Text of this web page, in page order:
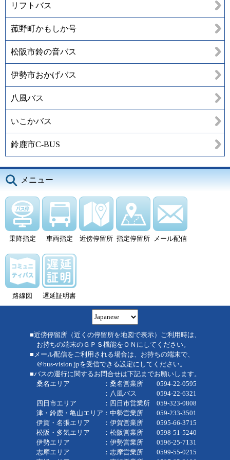
リフトバス
菰野町かもしか号
松阪市鈴の音バス
伊勢市おかげバス
八風バス
いこかバス
鈴鹿市C-BUS
メニュー
乗降指定 車両指定 近傍停留所 指定停留所 メール配信
路線図 遅延証明書
■近傍停留所（近くの停留所を地図で表示）ご利用時は、
お持ちの端末のＧＰＳ機能をＯＮにしてください。
■メール配信をご利用される場合は、お持ちの端末で、
＠bus-vision.jpを受信できる設定にしてください。
■バスの運行に関するお問合せは下記までお願いします。
桑名エリア ：桑名営業所 0594-22-0595
：八風バス 0594-22-6321
四日市エリア ：四日市営業所 059-323-0808
津・鈴鹿・亀山エリア：中勢営業所 059-233-3501
伊賀・名張エリア ：伊賀営業所 0595-66-3715
松阪・多気エリア ：松阪営業所 0598-51-5240
伊勢エリア ：伊勢営業所 0596-25-7131
志摩エリア ：志摩営業所 0599-55-0215